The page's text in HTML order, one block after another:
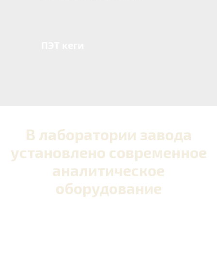
В лаборатории завода
установлено современное
аналитическое
оборудование